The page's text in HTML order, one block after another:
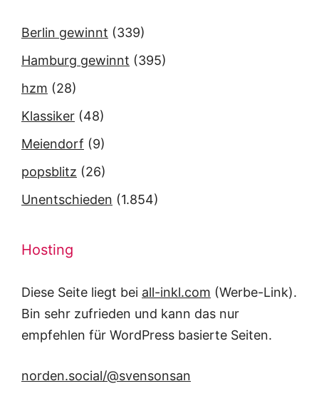
Berlin gewinnt (339)
Hamburg gewinnt (395)
hzm (28)
Klassiker (48)
Meiendorf (9)
popsblitz (26)
Unentschieden (1.854)
Hosting
Diese Seite liegt bei all-inkl.com (Werbe-Link).
Bin sehr zufrieden und kann das nur
empfehlen für WordPress basierte Seiten.
norden.social/@svensonsan